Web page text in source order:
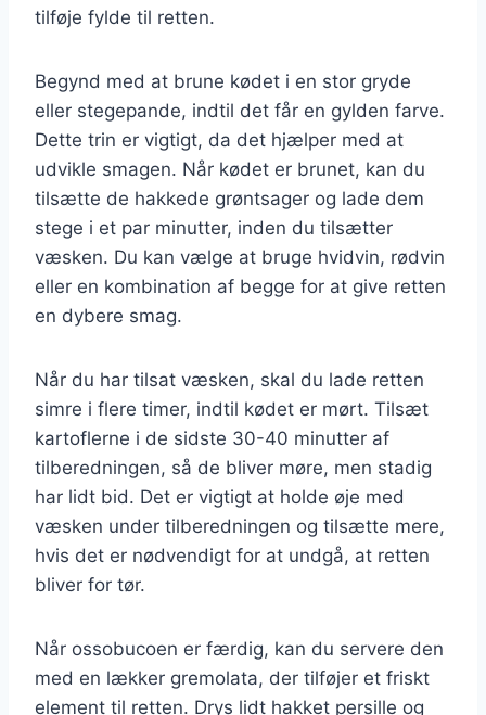
tilføje fylde til retten.
Begynd med at brune kødet i en stor gryde
eller stegepande, indtil det får en gylden farve.
Dette trin er vigtigt, da det hjælper med at
udvikle smagen. Når kødet er brunet, kan du
tilsætte de hakkede grøntsager og lade dem
stege i et par minutter, inden du tilsætter
væsken. Du kan vælge at bruge hvidvin, rødvin
eller en kombination af begge for at give retten
en dybere smag.
Når du har tilsat væsken, skal du lade retten
simre i flere timer, indtil kødet er mørt. Tilsæt
kartoflerne i de sidste 30-40 minutter af
tilberedningen, så de bliver møre, men stadig
har lidt bid. Det er vigtigt at holde øje med
væsken under tilberedningen og tilsætte mere,
hvis det er nødvendigt for at undgå, at retten
bliver for tør.
Når ossobucoen er færdig, kan du servere den
med en lækker gremolata, der tilføjer et friskt
element til retten. Drys lidt hakket persille og